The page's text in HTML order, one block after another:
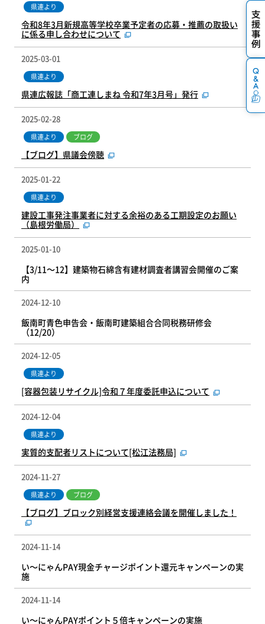
県連より
令和8年3月新規高等学校卒業予定者の応募・推薦の取扱い
に係る申し合わせについて
2025-03-01
県連より
県連広報誌「商工連しまね 令和7年3月号」発行
2025-02-28
県連より ブログ
【ブログ】県議会傍聴
2025-01-22
県連より
建設工事発注事業者に対する余裕のある工期設定のお願い
（島根労働局）
2025-01-10
【3/11～12】建築物石綿含有建材調査者講習会開催のご案
内
2024-12-10
飯南町青色申告会・飯南町建築組合合同税務研修会
（12/20）
2024-12-05
県連より
[容器包装リサイクル]令和７年度委託申込について
2024-12-04
県連より
実質的支配者リストについて[松江法務局]
2024-11-27
県連より ブログ
【ブログ】ブロック別経営支援連絡会議を開催しました！
2024-11-14
い～にゃんPAY現金チャージポイント還元キャンペーンの実
施
2024-11-14
い～にゃんPAYポイント５倍キャンペーンの実施